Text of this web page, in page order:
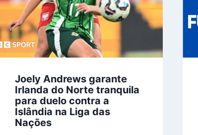
Joely Andrews garante
Irlanda do Norte tranquila
para duelo contra a
Islândia na Liga das
Nações